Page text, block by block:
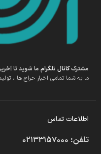
مشترککانال تلگرام ما شوید تا
ما به شما تمامی اخبار حراج ها ،
اطلاعات تماس
تلفن: 02133157000